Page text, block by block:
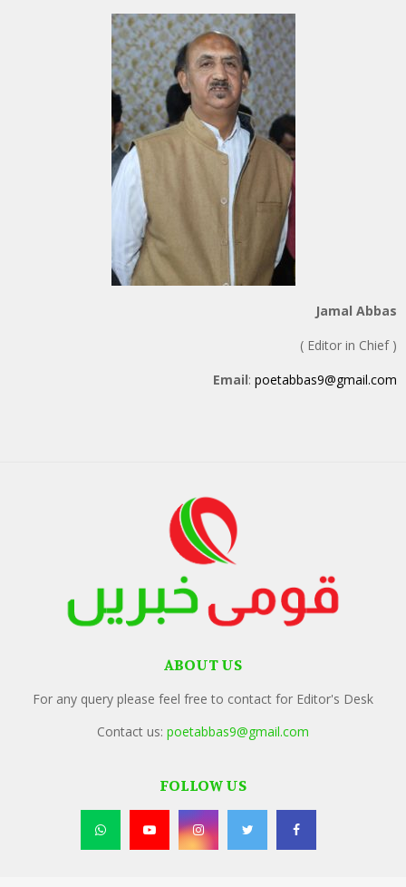
Jamal Abbas
( Editor in Chief )
Email: poetabbas9@gmail.com
ABOUT US
For any query please feel free to contact for Editor's Desk
Contact us: poetabbas9@gmail.com
FOLLOW US